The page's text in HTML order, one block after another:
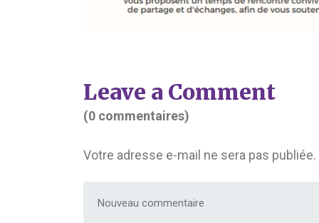
Leave a Comment
(0 commentaires)
Votre adresse e-mail ne sera pas publiée.